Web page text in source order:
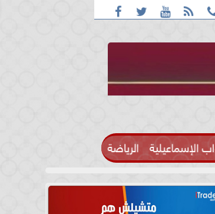
   
مزعومة بسبب خلافات على الأجرة
الإسماعيلية الرياضة
